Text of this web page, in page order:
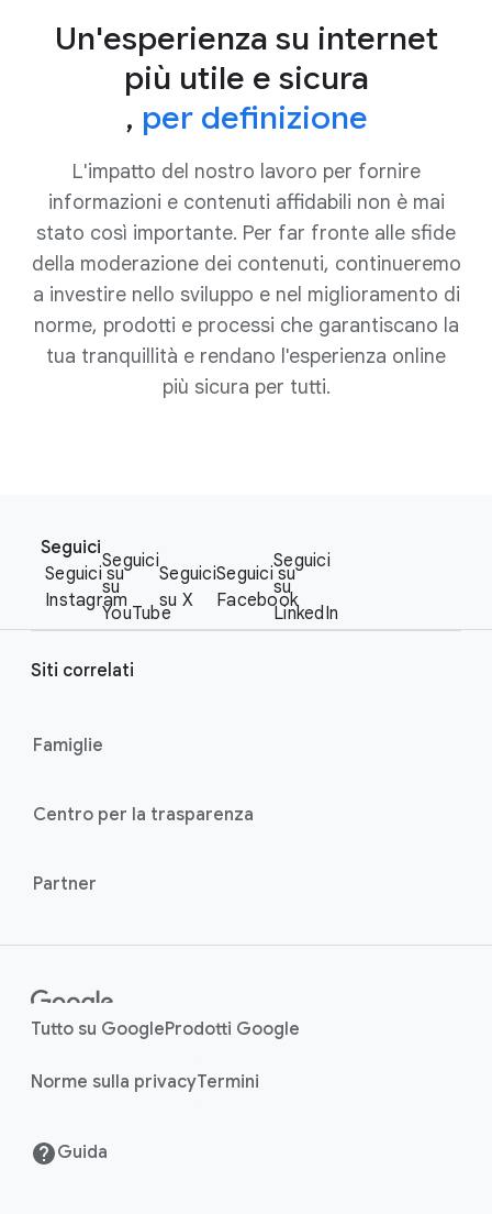
Un'esperienza su internet
più utile e sicura
, per definizione
L'impatto del nostro lavoro per fornire
informazioni e contenuti affidabili non è mai
stato così importante. Per far fronte alle sfide
della moderazione dei contenuti, continueremo
a investire nello sviluppo e nel miglioramento di
norme, prodotti e processi che garantiscano la
tua tranquillità e rendano l'esperienza online
più sicura per tutti.
e
S
o
c
l
d
e
Seguici
Seguici su
Instagram
Seguici
su
YouTube
Seguici
su X
Seguici su
Facebook
Seguici
su
LinkedIn
Siti correlati
Famiglie
Centro per la trasparenza
Partner
Tutto su GoogleProdotti Google
Norme sulla privacyTermini
Guida